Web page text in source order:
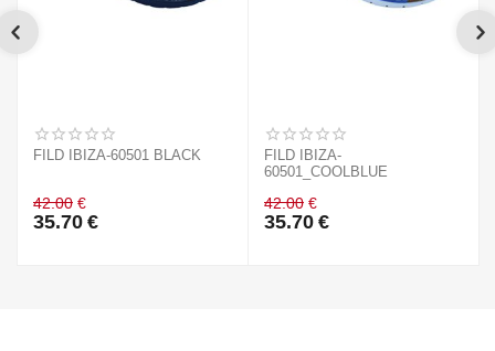
FILD IBIZA-60501 BLACK
42.00 €
35.70 €
FILD IBIZA-
60501_COOLBLUE
42.00 €
35.70 €